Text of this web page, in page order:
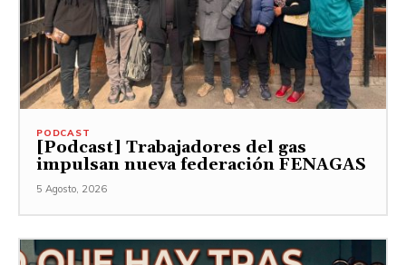
PODCAST
[Podcast] Trabajadores del gas
impulsan nueva federación FENAGAS
5 Agosto, 2026